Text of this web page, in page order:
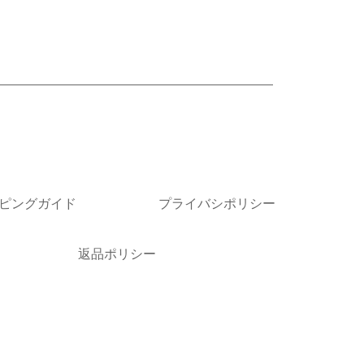
ングガイド プライバシポリシー
返品ポリシー